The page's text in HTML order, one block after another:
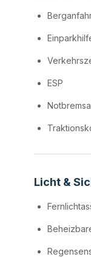
ESP
Licht &